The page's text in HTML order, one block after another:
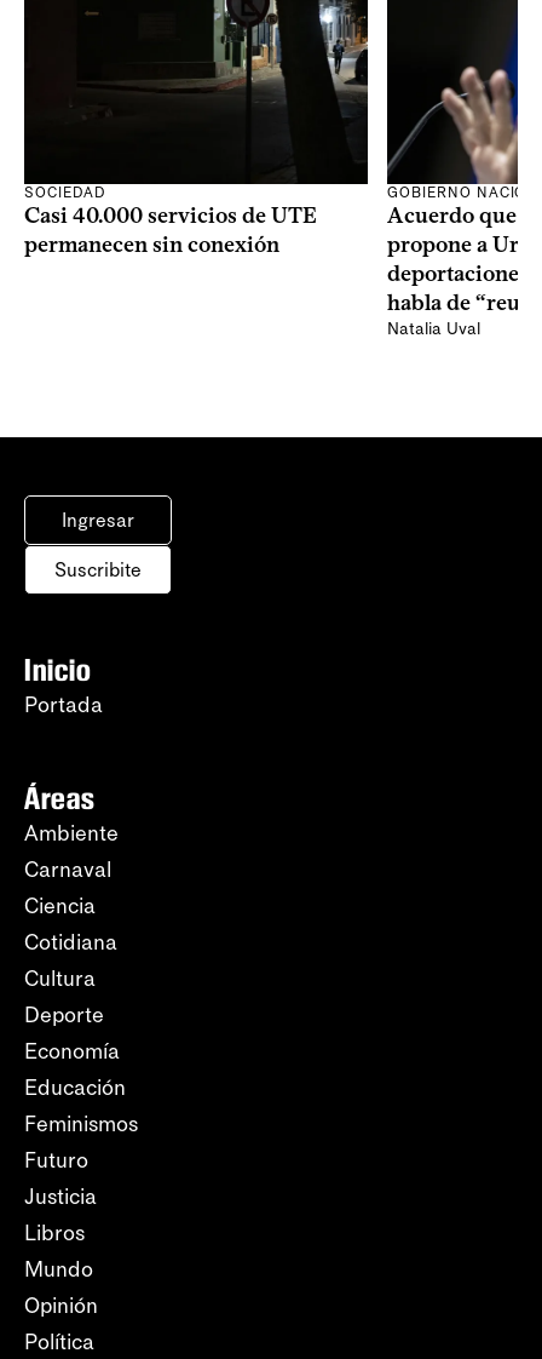
SOCIEDAD
Casi 40.000 servicios de UTE
permanecen sin conexión
GOBIERNO
Acuerdo que
propone a
deportaciones
habla de
Natalia Uval
Ingresar
Suscribite
Inicio
Portada
Áreas
Ambiente
Carnaval
Ciencia
Cotidiana
Cultura
Deporte
Economía
Educación
Feminismos
Futuro
Justicia
Libros
Mundo
Opinión
Política